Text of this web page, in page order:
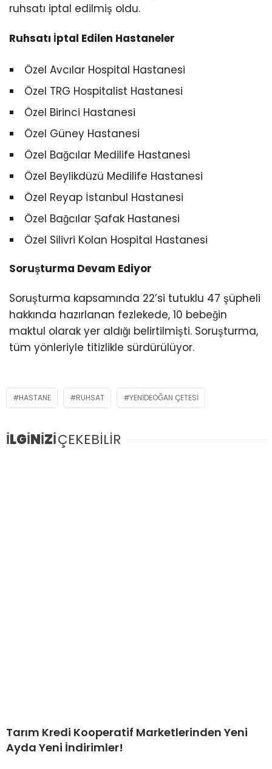
ruhsatı iptal edilmiş oldu.
Ruhsatı İptal Edilen Hastaneler
Özel Avcılar Hospital Hastanesi
Özel TRG Hospitalist Hastanesi
Özel Birinci Hastanesi
Özel Güney Hastanesi
Özel Bağcılar Medilife Hastanesi
Özel Beylikdüzü Medilife Hastanesi
Özel Reyap İstanbul Hastanesi
Özel Bağcılar Şafak Hastanesi
Özel Silivri Kolan Hospital Hastanesi
Soruşturma Devam Ediyor
Soruşturma kapsamında 22’si tutuklu 47 şüpheli
hakkında hazırlanan fezlekede, 10 bebeğin
maktul olarak yer aldığı belirtilmişti. Soruşturma,
tüm yönleriyle titizlikle sürdürülüyor.
HASTANE RUHSAT YENIDEOĞAN ÇETESI
İLGİNİZİÇEKEBİLİR
Tarım Kredi Kooperatif Marketlerinden Yeni
Ayda Yeni İndirimler!